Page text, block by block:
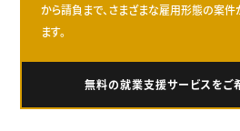
から請負まで、さまざまな雇用形態の案
ます。
無料の就業支援サービスをご